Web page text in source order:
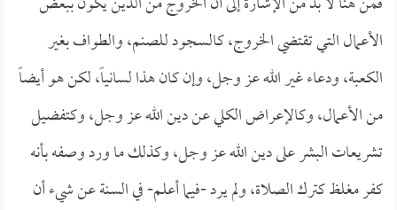
الأعمال التي تقتضي الخروج، كالسجود للصنم، والطواف بغير
الكعبة، ودعاء غير الله عز وجل، وإن كان هذا لسانياً، لكن هو أيضاً
من الأعمال، وكالإعراض الكلي عن دين الله عز وجل، وكتفضيل
تشريعات البشر على دين الله عز وجل، وكذلك ما ورد وصفه بأنه
كفر مغلظ كترك الصلاة، ولم يرد -فيما أعلم- في السنة عن شيء أن